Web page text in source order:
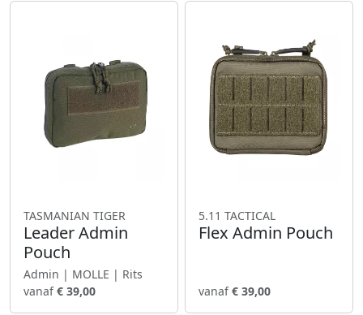
TASMANIAN TIGER
Leader Admin
Pouch
Admin | MOLLE | Rits
vanaf€ 39,00
5.11 TACTICAL
Flex Admin Pouch
vanaf€ 39,00